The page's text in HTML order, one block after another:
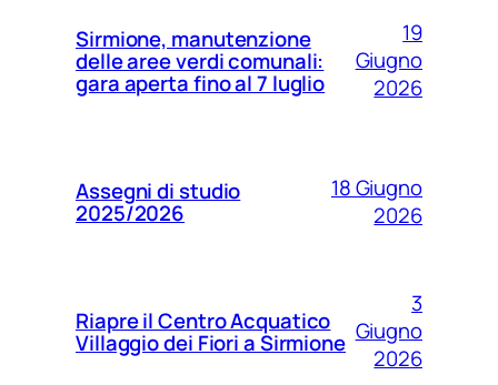
Sirmione, manutenzione
delle aree verdi comunali:
gara aperta fino al 7 luglio
19
Giugno
2026
Assegni di studio
2025/2026
18 Giugno
2026
Riapre il Centro Acquatico
Villaggio dei Fiori a Sirmione
3
Giugno
2026